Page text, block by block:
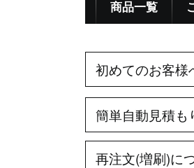
商品一覧
初めてのお客様
簡単自動見積も
再注文(増刷)に